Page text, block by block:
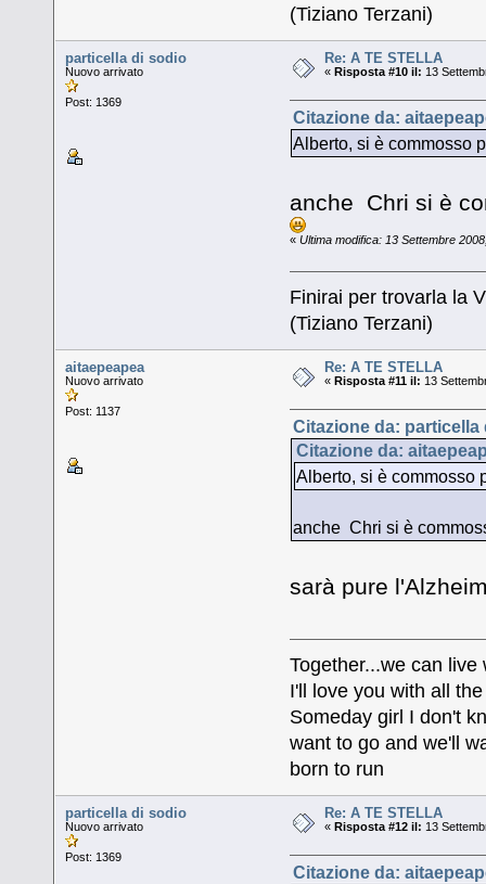
(Tiziano Terzani)
particella di sodio
Nuovo arrivato
Post: 1369
Re: A TE STELLA
«Risposta #10 il: 13
Citazione da:
Alberto, si è commosso
anche Chri si è
« Ultima modifica: 13 Settembre
Finirai per trovarla la
(Tiziano Terzani)
aitaepeapea
Nuovo arrivato
Post: 1137
Re: A TE STELLA
«Risposta #11 il: 13
Citazione da: particella
Citazione da:
Alberto, si è
anche Chri si è
sarà pure
Together...we can live
I'll love you with all
Someday girl I don't
want to go and we'll
born to run
particella di sodio
Nuovo arrivato
Post: 1369
Re: A TE STELLA
«Risposta #12 il: 13
Citazione da: